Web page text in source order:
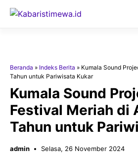
Langsung
Beranda » Indeks Berita » Kumala Sound
Tahun untuk Pariwisata Kukar
Kumala Sound
Festival Meriah di
Tahun untuk
admin Selasa, 26 November 2024